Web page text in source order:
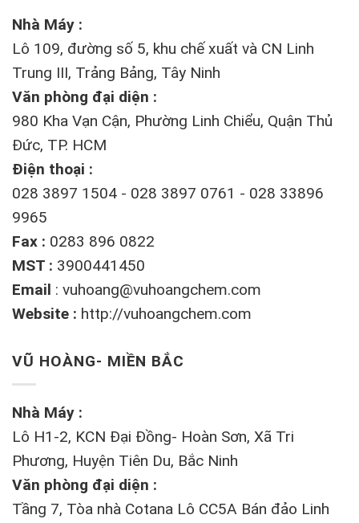
Nhà Máy :
Lô 109, đường số 5, khu chế xuất và CN Linh
Trung III, Trảng Bảng, Tây Ninh
Văn phòng đại diện :
980 Kha Vạn Cận, Phường Linh Chiểu, Quận Thủ
Đức, TP. HCM
Điện thoại :
028 3897 1504 - 028 3897 0761 - 028 33896
9965
Fax : 0283 896 0822
MST : 3900441450
Email : vuhoang@vuhoangchem.com
Website : http://vuhoangchem.com
VŨ HOÀNG- MIỀN BẮC
Nhà Máy :
Lô H1-2, KCN Đại Đồng- Hoàn Sơn, Xã Tri
Phương, Huyện Tiên Du, Bắc Ninh
Văn phòng đại diện :
Tầng 7, Tòa nhà Cotana Lô CC5A Bán đảo Linh